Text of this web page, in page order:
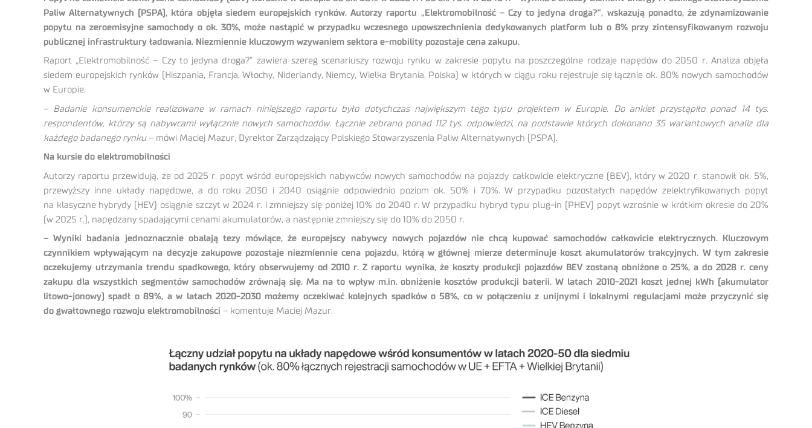
Paliw Alternatywnych (PSPA), która objęła siedem europejskich rynków. Autorzy raportu „Elektromobilność – Czy to jedyna droga?”, wskazują ponadto, że zdynamizowanie
popytu na zeroemisyjne samochody o ok. 30%, może nastąpić w przypadku wczesnego upowszechnienia dedykowanych platform lub o 8% przy zintensyfikowanym rozwoju
publicznej infrastruktury ładowania. Niezmiennie kluczowym wzywaniem sektora e-mobility pozostaje cena zakupu.
Raport „Elektromobilność – Czy to jedyna droga?” zawiera szereg scenariuszy rozwoju rynku w zakresie popytu na poszczególne rodzaje napędów do 2050 r. Analiza objęła
siedem europejskich rynków (Hiszpania, Francja, Włochy, Niderlandy, Niemcy, Wielka Brytania, Polska) w których w ciągu roku rejestruje się łącznie ok. 80% nowych samochodów
w Europie.
–
Badanie konsumenckie realizowane w ramach niniejszego raportu było dotychczas największym tego typu projektem w Europie. Do ankiet przystąpiło ponad 14 tys.
respondentów, którzy są nabywcami wyłącznie nowych samochodów. Łącznie zebrano ponad 112 tys. odpowiedzi, na podstawie których dokonano 35 wariantowych analiz dla
każdego badanego rynku– mówi Maciej Mazur, Dyrektor Zarządzający Polskiego Stowarzyszenia Paliw Alternatywnych (PSPA).
Na kursie do elektromobilności
Autorzy raportu przewidują, że od 2025 r. popyt wśród europejskich nabywców nowych samochodów na pojazdy całkowicie elektryczne (BEV), który w 2020 r. stanowił ok. 5%,
przewyższy inne układy napędowe, a do roku 2030 i 2040 osiągnie odpowiednio poziom ok. 50% i 70%. W przypadku pozostałych napędów zelektryfikowanych popyt
na klasyczne hybrydy (HEV) osiągnie szczyt w 2024 r. i zmniejszy się poniżej 10% do 2040 r. W przypadku hybryd typu plug-in (PHEV) popyt wzrośnie w krótkim okresie do 20%
(w 2025 r.), napędzany spadającymi cenami akumulatorów, a następnie zmniejszy się do 10% do 2050 r.
–Wyniki badania jednoznacznie obalają tezy mówiące, że europejscy nabywcy nowych pojazdów nie chcą kupować samochodów całkowicie elektrycznych. Kluczowym
czynnikiem wpływającym na decyzje zakupowe pozostaje niezmiennie cena pojazdu, którą w głównej mierze determinuje koszt akumulatorów trakcyjnych. W tym zakresie
oczekujemy utrzymania trendu spadkowego, który obserwujemy od 2010 r. Z raportu wynika, że koszty produkcji pojazdów BEV zostaną obniżone o 25%, a do 2028 r. ceny
zakupu dla wszystkich segmentów samochodów zrównają się. Ma na to wpływ m.in. obniżenie kosztów produkcji baterii. W latach 2010-2021 koszt jednej kWh (akumulator
litowo-jonowy) spadł o 89%, a w latach 2020-2030 możemy oczekiwać kolejnych spadków o 58%, co w połączeniu z unijnymi i lokalnymi regulacjami może przyczynić się
do gwałtownego rozwoju elektromobilności – komentuje Maciej Mazur.